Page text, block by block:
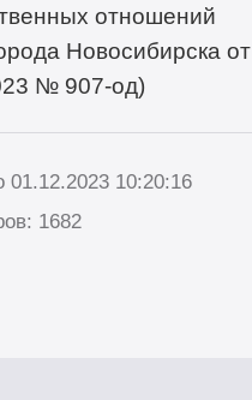
отношений
Новосибирска от
№ 907-од)
01.12.2023 10:20:16
1682